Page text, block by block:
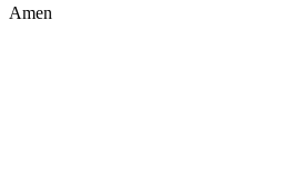
Amen